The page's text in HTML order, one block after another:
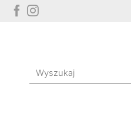
Przewiń
Szukaj: